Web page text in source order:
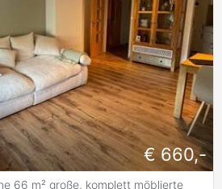
€ 660,-
66 m² große, komplett möblierte